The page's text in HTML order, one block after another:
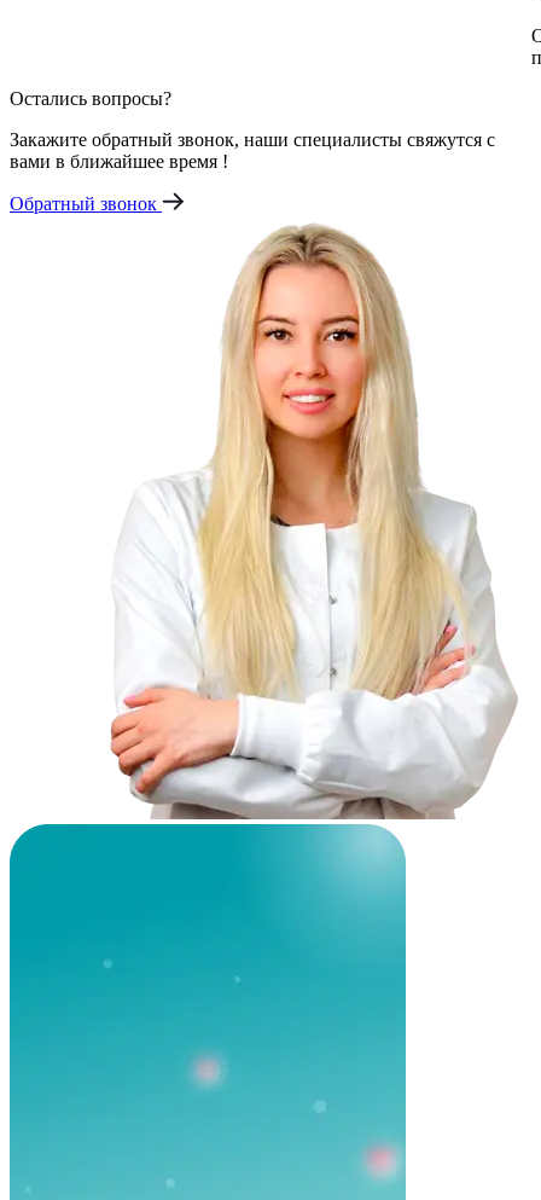
Остались вопросы?
Закажите обратный звонок, наши специалисты свяжутся с
вами в ближайшее время !
Обратный звонок